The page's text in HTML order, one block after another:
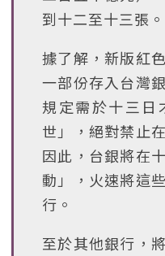
到十二至十三張。
據了解，新版紅
一部份存入台灣
規定需於十三日
世」，絕對禁止
因此，台銀將在
動」，火速將這
行。
至於其他銀行，